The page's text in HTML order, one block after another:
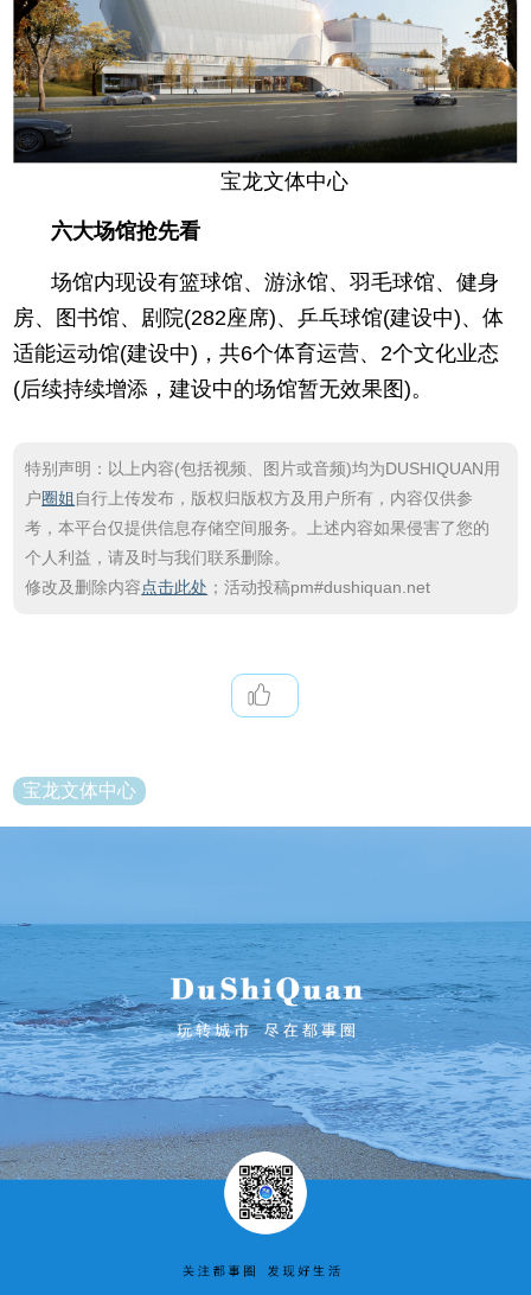
宝龙文体中心
六大场馆抢先看
场馆内现设有篮球馆、游泳馆、羽毛球馆、健身
房、图书馆、剧院(282座席)、乒乓球馆(建设中)、体
适能运动馆(建设中)，共6个体育运营、2个文化业态
(后续持续增添，建设中的场馆暂无效果图)。
特别声明：以上内容(包括视频、图片或音频)均为DUSHIQUAN用
户圈姐 自行上传发布，版权归版权方及用户所有，内容仅供参
考，本平台仅提供信息存储空间服务。上述内容如果侵害了您的
个人利益，请及时与我们联系删除。
修改及删除内容点击此处 ；活动投稿pm#dushiquan.net
宝龙文体中心